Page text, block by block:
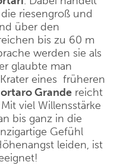
riesengroß und
über den
bis zu 60 m
werden sie als
glaubte man
eines früheren
Grande reicht
viel Willensstärke
bis ganz in die
Gefühl
leiden, ist